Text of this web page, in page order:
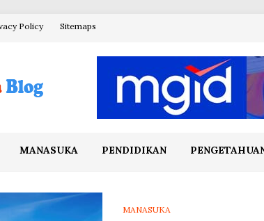
Policy Sitemaps
MANASUKA PENDIDIKAN
MANASUKA